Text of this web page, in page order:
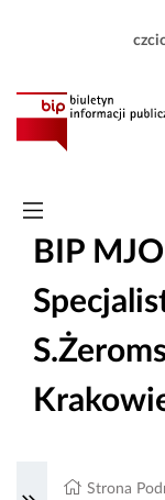
BIP
Strona